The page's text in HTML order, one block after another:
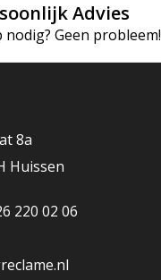
Advies
nodig? Geen probleem!
8a
Huissen
220 02 06